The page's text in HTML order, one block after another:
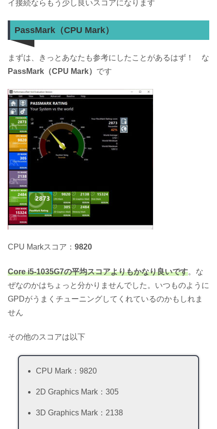
イ接続ならもう少し良いスコアになります
PassMark（CPU Mark）
まずは、きっとあなたも参考にしたことがあるはず！ な
PassMark（CPU Mark） です
CPU Markスコア： 9820
Core i5-1035G7の平均スコアよりもかなり良いです。な
ぜなのかはちょっと分かりませんでした。いつものように
GPDがうまくチューニングしてくれているのかもしれま
せん
その他のスコアは以下
CPU Mark：9820
2D Graphics Mark：305
3D Graphics Mark：2138